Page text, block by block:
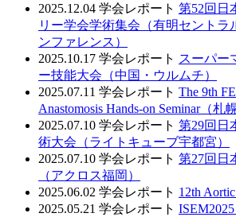
2025.12.04 学会レポート 第52回日
リー学会学術集会（有明セントラ
ンファレンス）
2025.10.17 学会レポート スーパー
ー技能大会（中国・ウルムチ）
2025.07.11 学会レポート The 9th
Anastomosis Hands-on Seminar（札
2025.07.10 学会レポート 第29回日
術大会（ライトキューブ宇都宮）
2025.07.10 学会レポート 第27回日
（アクロス福岡）
2025.06.02 学会レポート 12th
2025.05.21 学会レポート ISEM2025